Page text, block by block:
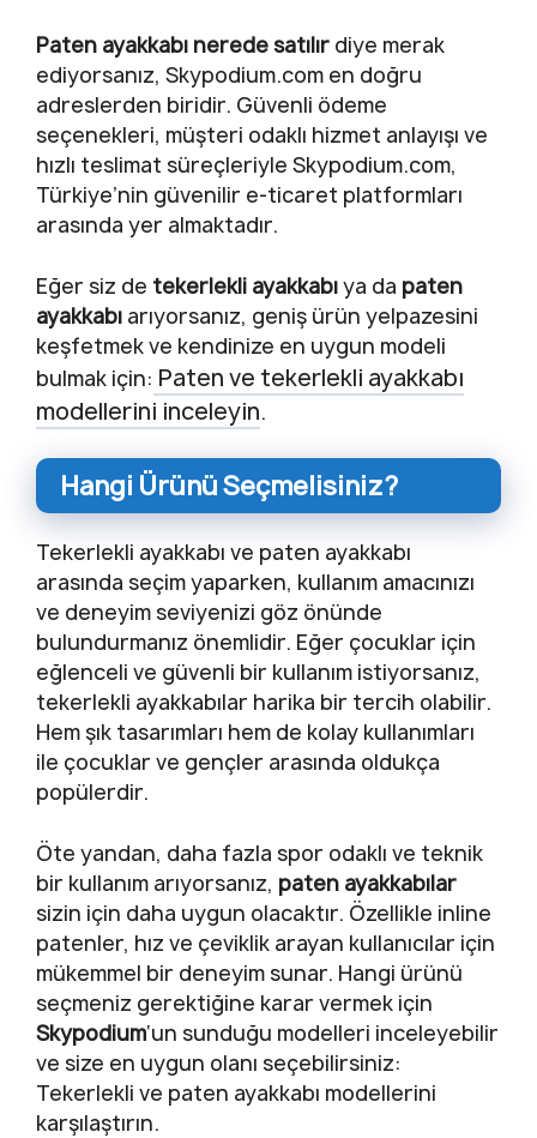
Paten ayakkabı nerede satılır diye merak
ediyorsanız, Skypodium.com en doğru
adreslerden biridir. Güvenli ödeme
seçenekleri, müşteri odaklı hizmet anlayışı ve
hızlı teslimat süreçleriyle Skypodium.com,
Türkiye’nin güvenilir e-ticaret platformları
arasında yer almaktadır.
Eğer siz de tekerlekli ayakkabıya da paten
ayakkabı arıyorsanız, geniş ürün yelpazesini
keşfetmek ve kendinize en uygun modeli
bulmak için: Paten ve tekerlekli ayakkabı
modellerini inceleyin.
Hangi Ürünü Seçmelisiniz?
Tekerlekli ayakkabı ve paten ayakkabı
arasında seçim yaparken, kullanım amacınızı
ve deneyim seviyenizi göz önünde
bulundurmanız önemlidir. Eğer çocuklar için
eğlenceli ve güvenli bir kullanım istiyorsanız,
tekerlekli ayakkabılar harika bir tercih olabilir.
Hem şık tasarımları hem de kolay kullanımları
ile çocuklar ve gençler arasında oldukça
popülerdir.
Öte yandan, daha fazla spor odaklı ve teknik
bir kullanım arıyorsanız, paten ayakkabılar
sizin için daha uygun olacaktır. Özellikle inline
patenler, hız ve çeviklik arayan kullanıcılar için
mükemmel bir deneyim sunar. Hangi ürünü
seçmeniz gerektiğine karar vermek için
Skypodium‘un sunduğu modelleri inceleyebilir
ve size en uygun olanı seçebilirsiniz:
Tekerlekli ve paten ayakkabı modellerini
karşılaştırın.